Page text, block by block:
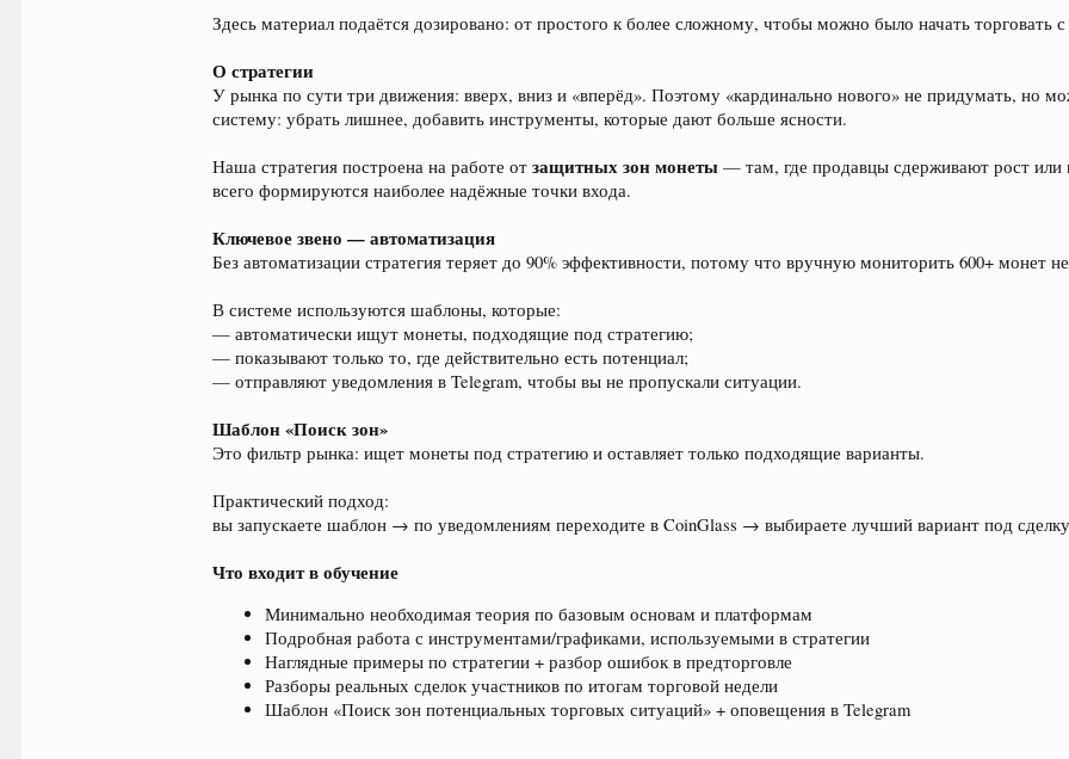
Здесь материал подаётся дозировано: от простого к более сложному, чтобы можно было начать торговать
О стратегии
У рынка по сути три движения: вверх, вниз и «вперёд». Поэтому «кардинально нового» не придумать, но
систему: убрать лишнее, добавить инструменты, которые дают больше ясности.
Наша стратегия построена на работе отзащитных зон монеты — там, где продавцы сдерживают рост
всего формируются наиболее надёжные точки входа.
Ключевое звено — автоматизация
Без автоматизации стратегия теряет до 90% эффективности, потому что вручную мониторить 600+ монет
В системе используются шаблоны, которые:
— автоматически ищут монеты, подходящие под стратегию;
— показывают только то, где действительно есть потенциал;
— отправляют уведомления в Telegram, чтобы вы не пропускали ситуации.
Шаблон «Поиск зон»
Это фильтр рынка: ищет монеты под стратегию и оставляет только подходящие варианты.
Практический подход:
вы запускаете шаблон → по уведомлениям переходите в CoinGlass → выбираете лучший вариант под
Что входит в обучение
Минимально необходимая теория по базовым основам и платформам
Подробная работа с инструментами/графиками, используемыми в стратегии
Наглядные примеры по стратегии + разбор ошибок в предторговле
Разборы реальных сделок участников по итогам торговой недели
Шаблон «Поиск зон потенциальных торговых ситуаций» + оповещения в Telegram